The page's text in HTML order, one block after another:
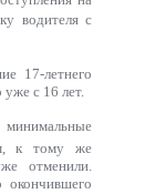
водителя с
17-летнего
с 16 лет.
минимальные
к тому же
отменили.